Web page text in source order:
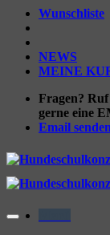
Wunschliste
NEWS
MEINE
Fragen? Ruf
gerne eine
Email senden